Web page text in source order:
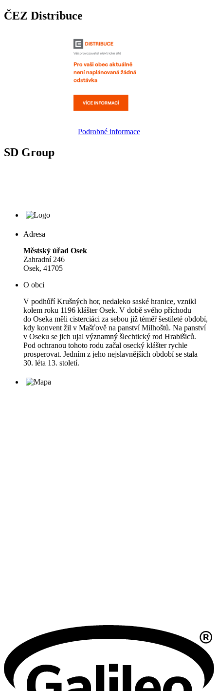
ČEZ Distribuce
Podrobné informace
SD Group
Adresa
Městský úřad Osek
Zahradní 246
Osek, 41705
O obci
V podhůří Krušných hor, nedaleko saské hranice, vznikl
kolem roku 1196 klášter Osek. V době svého příchodu
do Oseka měli cisterciáci za sebou již téměř šestileté období,
kdy konvent žil v Mašťově na panství Milhoštů. Na panství
v Oseku se jich ujal významný šlechtický rod Hrabišiců.
Pod ochranou tohoto rodu začal osecký klášter rychle
prosperovat. Jedním z jeho nejslavnějších období se stala
30. léta 13. století.